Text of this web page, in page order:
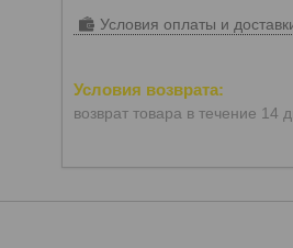
Условия оплаты и
возврат товара в течение 14